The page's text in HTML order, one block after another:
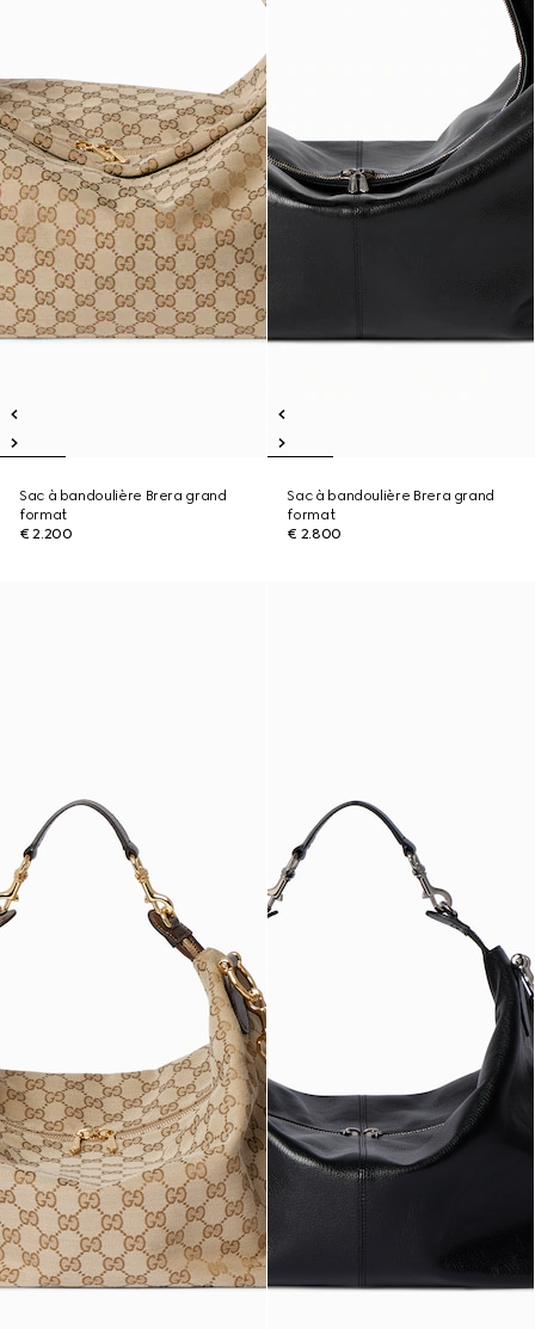
Sac à bandoulière Brera grand
format
€ 2.200
Sac à bandoulière Brera grand
format
€ 2.800